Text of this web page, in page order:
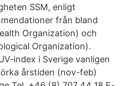
SSM, enligt
från bland
Organization) och
Organization).
index i Sverige vanligen
årstiden (nov-feb)